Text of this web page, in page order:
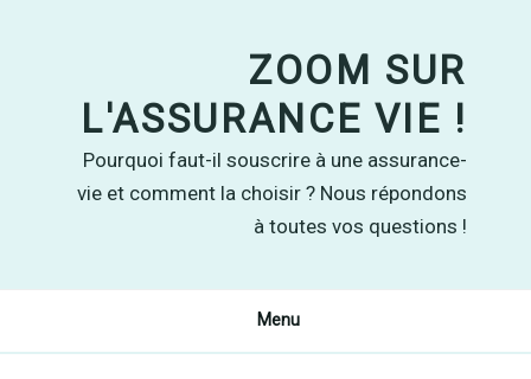
ZOOM SUR
L'ASSURANCE VIE !
Pourquoi faut-il souscrire à une assurance-
vie et comment la choisir ? Nous répondons
à toutes vos questions !
Menu